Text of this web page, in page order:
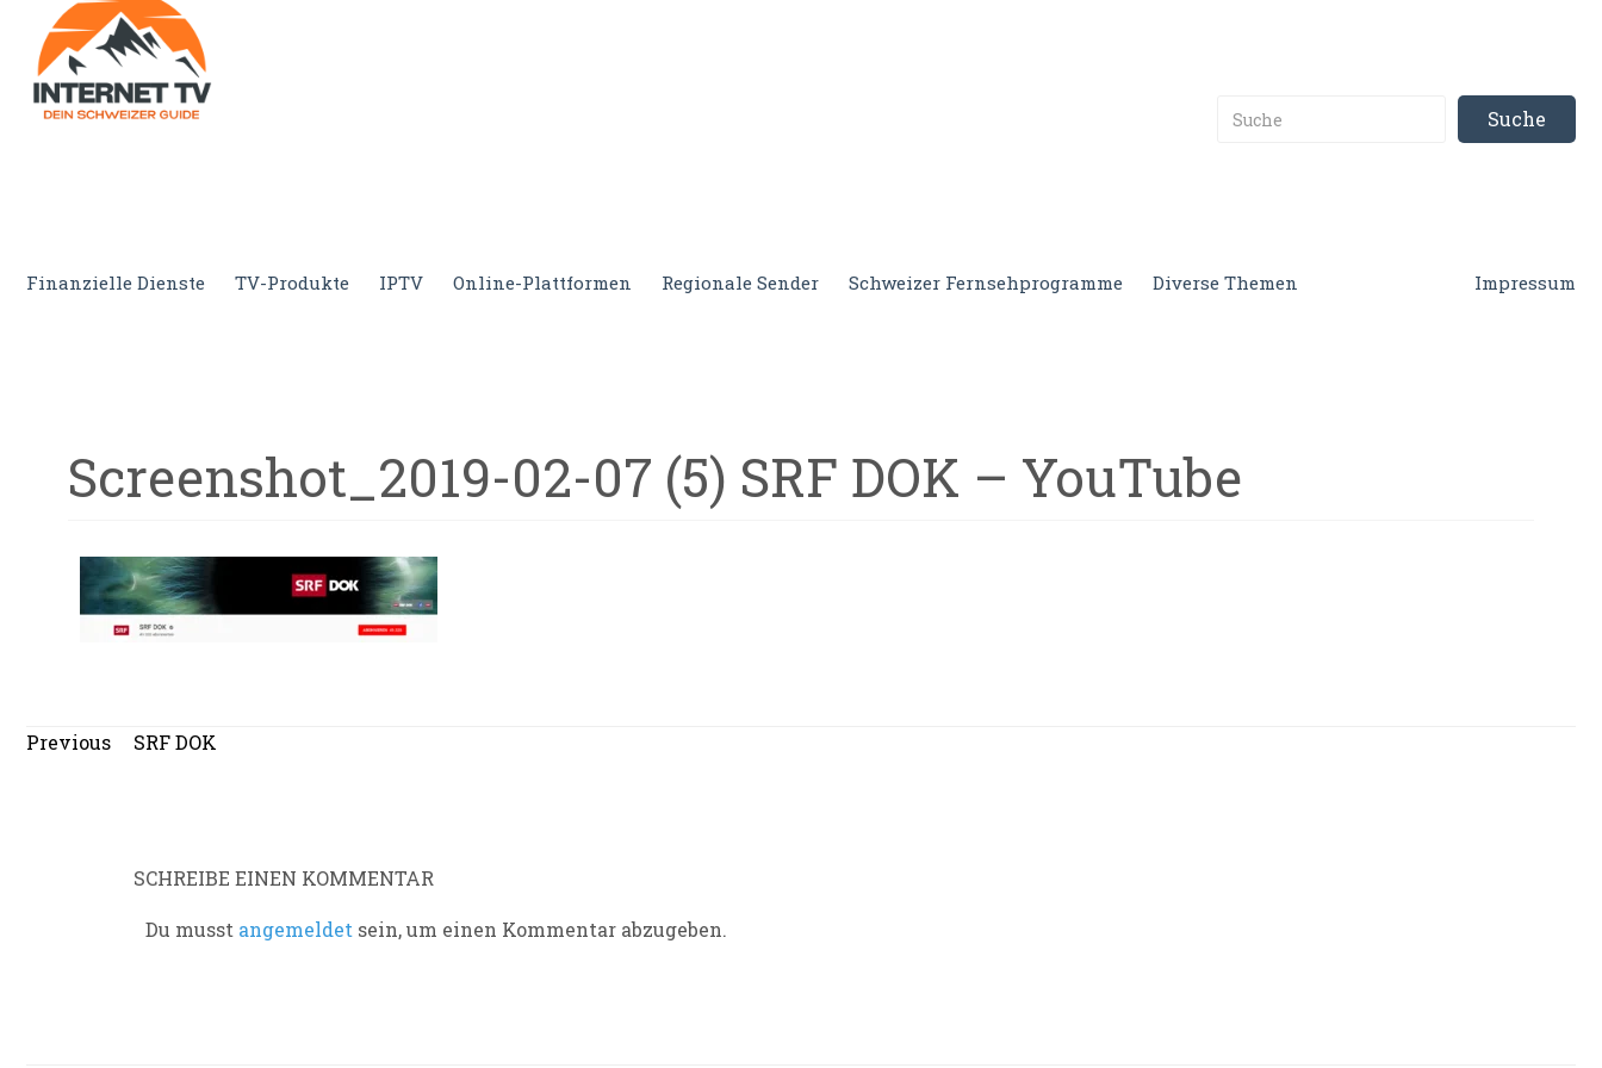
Finanzielle Dienste TV-Produkte IPTV Online-Plattformen Regionale Sender Schweizer Fernsehprogramme Diverse Themen Impressum
Screenshot_2019-02-07 (5) SRF DOK – YouTube
Beitragsnavigation
Previous
Previous
SRF DOK
SCHREIBE EINEN KOMMENTAR
Du musst angemeldet sein, um einen Kommentar abzugeben.